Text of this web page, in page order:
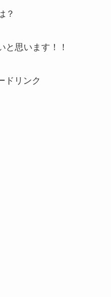
？
と思います！！
ドリンク